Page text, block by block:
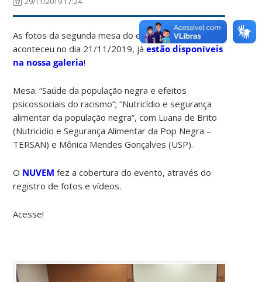
As fotos da segunda mesa do evento, que
aconteceu no dia 21/11/2019, jáestão disponíveis
na nossa galeria!
Mesa: “Saúde da população negra e efeitos
psicossociais do racismo”; “Nutricídio e segurança
alimentar da população negra”, com Luana de Brito
(Nutricidio e Segurança Alimentar da Pop Negra –
TERSAN) e Mônica Mendes Gonçalves (USP).
O NUVEM fez a cobertura do evento, através do
registro de fotos e vídeos.
Acesse!